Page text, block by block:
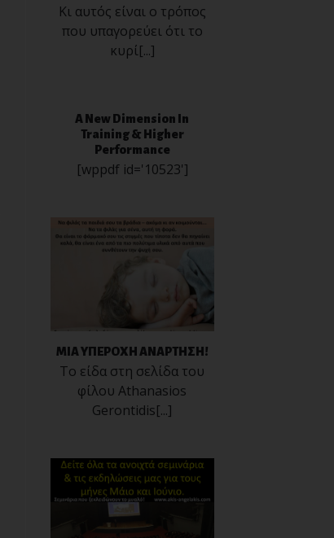
Κι αυτός είναι ο τρόπος
που υπαγορεύει ότι το
κυρί[...]
A New Dimension In
Training & Higher
Performance
[wppdf id='10523']
ΜΙΑ ΥΠΕΡΟΧΗ ΑΝΑΡΤΗΣΗ!
Το είδα στη σελίδα του
φίλου Athanasios
Gerontidis[...]